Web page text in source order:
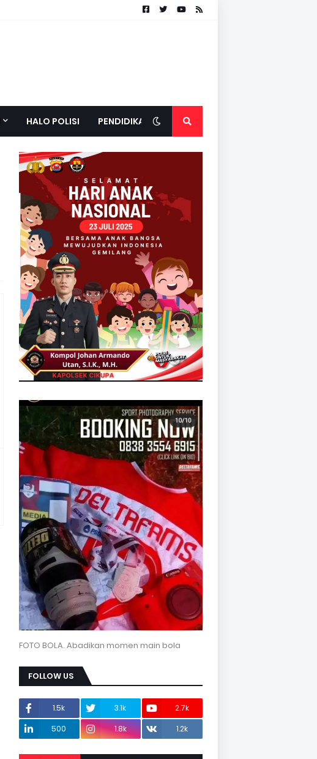
HALO POLISI PENDIDIKAN
FOTO BOLA. Abadikan momen main bola
FOLLOW US
1.5k 3.1k
2.7k
500
1.8k 1.2k